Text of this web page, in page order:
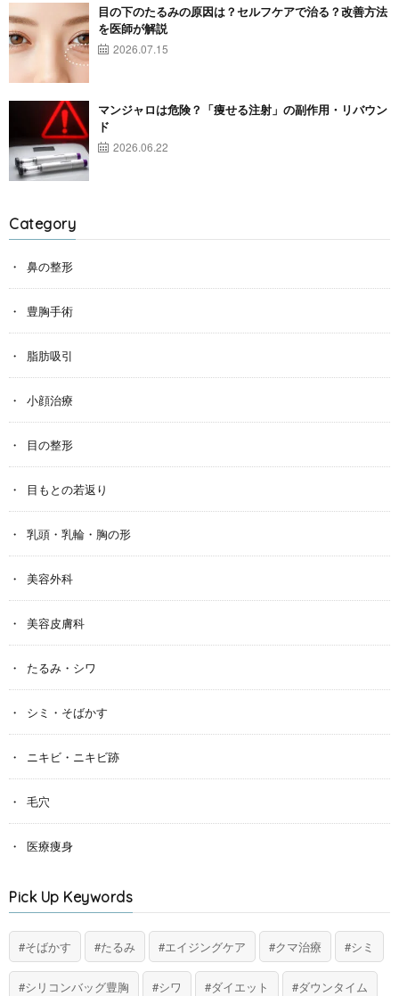
目の下のたるみの原因は？セルフケアで治る？改善方法
を医師が解説
2026.07.15
マンジャロは危険？「痩せる注射」の副作用・リバウン
ド
2026.06.22
Category
鼻の整形
豊胸手術
脂肪吸引
小顔治療
目の整形
目もとの若返り
乳頭・乳輪・胸の形
美容外科
美容皮膚科
たるみ・シワ
シミ・そばかす
ニキビ・ニキビ跡
毛穴
医療痩身
Pick Up Keywords
そばかす たるみ エイジングケア クマ治療 シミ
シリコンバッグ豊胸 シワ ダイエット ダウンタイム